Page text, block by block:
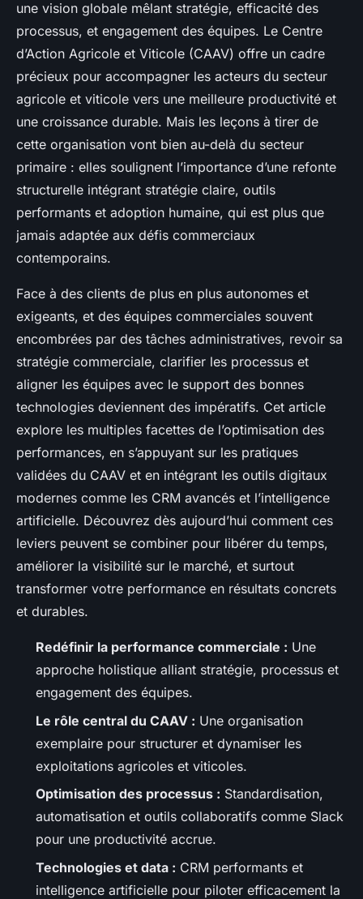
une vision globale mêlant stratégie, efficacité des
processus, et engagement des équipes. Le Centre
d’Action Agricole et Viticole (CAAV) offre un cadre
précieux pour accompagner les acteurs du secteur
agricole et viticole vers une meilleure productivité et
une croissance durable. Mais les leçons à tirer de
cette organisation vont bien au-delà du secteur
primaire : elles soulignent l’importance d’une refonte
structurelle intégrant stratégie claire, outils
performants et adoption humaine, qui est plus que
jamais adaptée aux défis commerciaux
contemporains.
Face à des clients de plus en plus autonomes et
exigeants, et des équipes commerciales souvent
encombrées par des tâches administratives, revoir sa
stratégie commerciale, clarifier les processus et
aligner les équipes avec le support des bonnes
technologies deviennent des impératifs. Cet article
explore les multiples facettes de l’optimisation des
performances, en s’appuyant sur les pratiques
validées du CAAV et en intégrant les outils digitaux
modernes comme les CRM avancés et l’intelligence
artificielle. Découvrez dès aujourd’hui comment ces
leviers peuvent se combiner pour libérer du temps,
améliorer la visibilité sur le marché, et surtout
transformer votre performance en résultats concrets
et durables.
Redéfinir la performance commerciale : Une
approche holistique alliant stratégie, processus et
engagement des équipes.
Le rôle central du CAAV : Une organisation
exemplaire pour structurer et dynamiser les
exploitations agricoles et viticoles.
Optimisation des processus : Standardisation,
automatisation et outils collaboratifs comme Slack
pour une productivité accrue.
Technologies et data : CRM performants et
intelligence artificielle pour piloter efficacement la